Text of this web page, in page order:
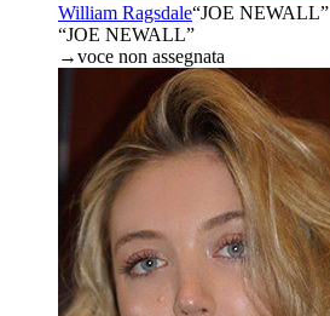
William Ragsdale“JOE NEWALL”
“JOE NEWALL”
→voce non assegnata